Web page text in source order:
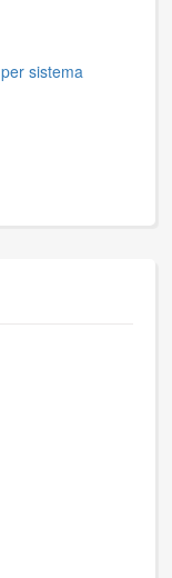
sistema